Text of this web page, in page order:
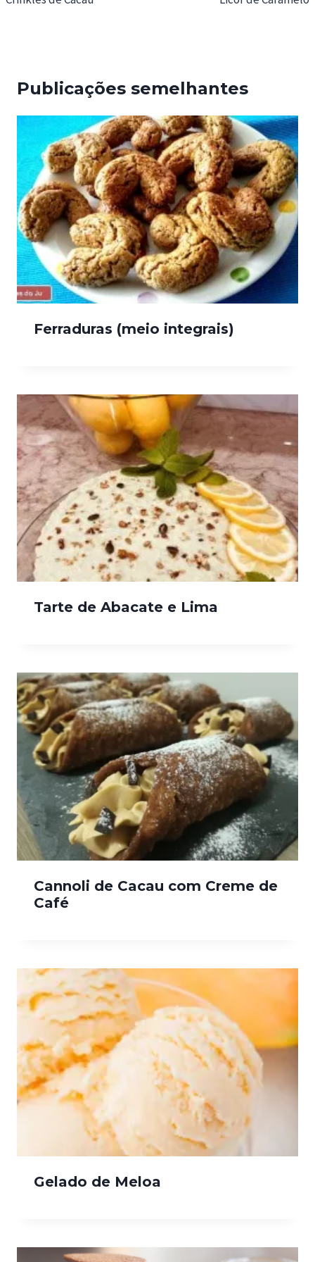
Publicações semelhantes
Ferraduras (meio integrais)
Tarte de Abacate e Lima
Cannoli de Cacau com Creme de
Café
Gelado de Meloa